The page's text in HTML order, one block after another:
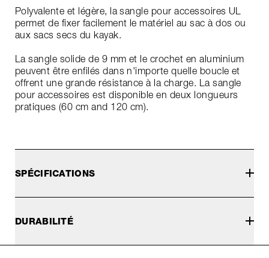
Polyvalente et légère, la sangle pour accessoires UL
permet de fixer facilement le matériel au sac à dos ou
aux sacs secs du kayak.
La sangle solide de 9 mm et le crochet en aluminium
peuvent être enfilés dans n'importe quelle boucle et
offrent une grande résistance à la charge. La sangle
pour accessoires est disponible en deux longueurs
pratiques (60 cm and 120 cm).
SPÉCIFICATIONS
DURABILITÉ